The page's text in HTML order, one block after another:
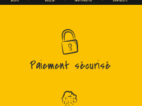
Paiement sécurisé